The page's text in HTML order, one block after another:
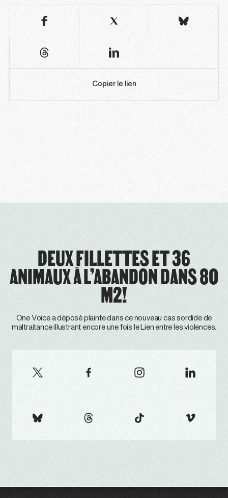
Copier le lien
DEUX FILLETTES ET 36
ANIMAUX À L’ABANDON DANS 80
M2!
One Voice a déposé plainte dans ce nouveau cas sordide de
maltraitance illustrant encore une fois le Lien entre les violences.